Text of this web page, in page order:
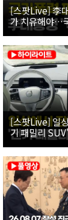
[스팟Live] 李
가 치유해야…
26.08.07 국가
[스팟Live] 일
기 패밀리